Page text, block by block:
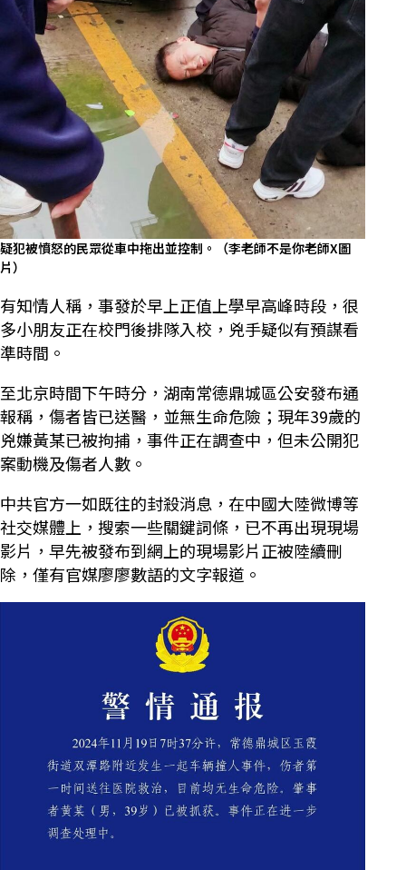
疑犯被憤怒的民眾從車中拖出並控制。（李老師不是你老師X圖
片）
有知情人稱，事發於早上正值上學早高峰時段，很
多小朋友正在校門後排隊入校，兇手疑似有預謀看
準時間。
至北京時間下午時分，湖南常德鼎城區公安發布通
報稱，傷者皆已送醫，並無生命危險；現年39歲的
兇嫌黃某已被拘捕，事件正在調查中，但未公開犯
案動機及傷者人數。
中共官方一如既往的封殺消息，在中國大陸微博等
社交媒體上，搜索一些關鍵詞條，已不再出現現場
影片，早先被發布到網上的現場影片正被陸續刪
除，僅有官媒廖廖數語的文字報道。